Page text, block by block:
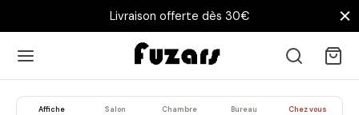
Livraison offerte dès 30€
Affiche Salon Chambre Bureau Chez vous